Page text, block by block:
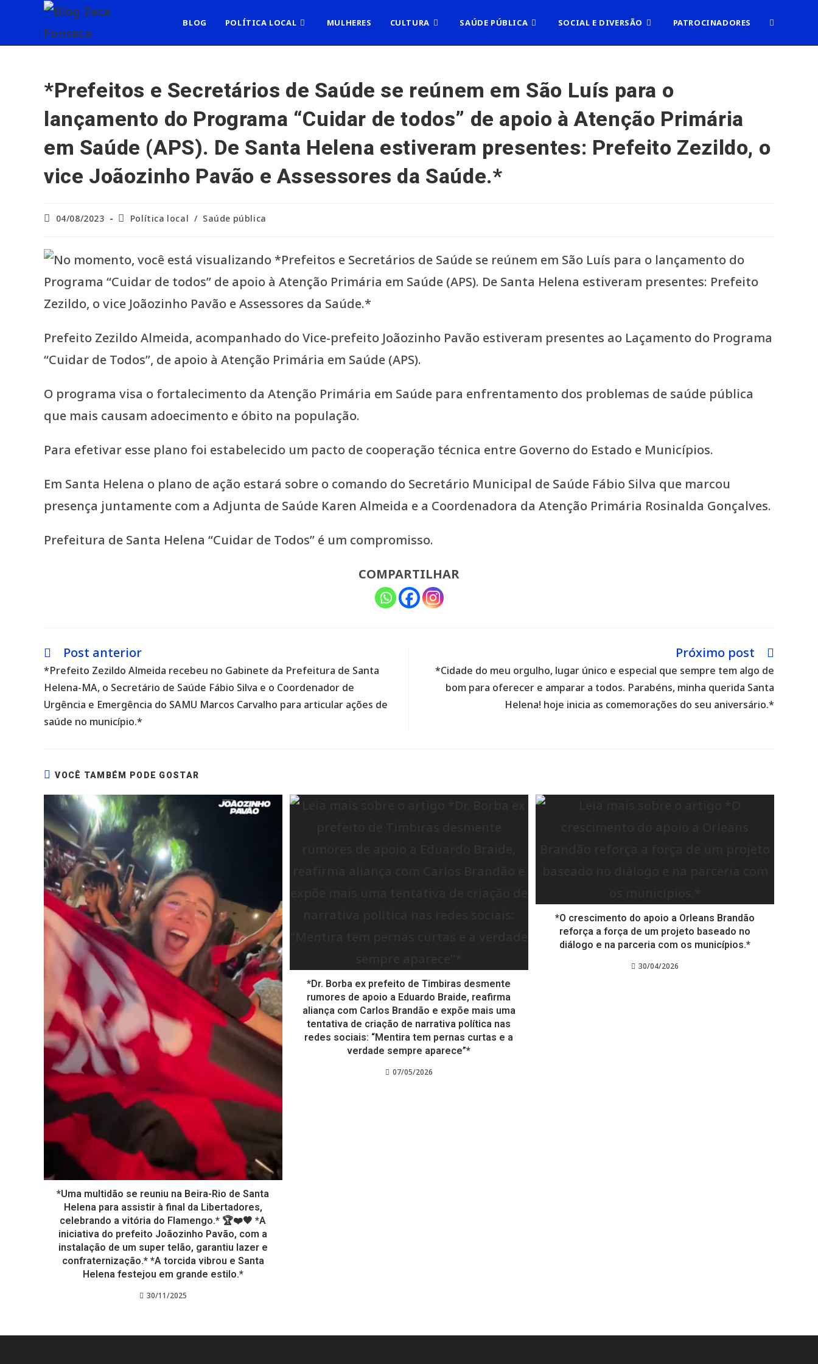
BLOG POLÍTICA LOCAL MULHERES CULTURA SAÚDE PÚBLICA SOCIAL E DIVERSÃO PATROCINADORES ALTERNAR
*Prefeitos e Secretários de Saúde se reúnem em São Luís para o
lançamento do Programa “Cuidar de todos” de apoio à Atenção Primária
em Saúde (APS). De Santa Helena estiveram presentes: Prefeito Zezildo, o
vice Joãozinho Pavão e Assessores da Saúde.*
Post04/08/2023
Categoria
Política local / Saúde pública
Prefeito Zezildo Almeida, acompanhado do Vice-prefeito Joãozinho Pavão estiveram presentes ao Laçamento do Programa
“Cuidar de Todos”, de apoio à Atenção Primária em Saúde (APS).
O programa visa o fortalecimento da Atenção Primária em Saúde para enfrentamento dos problemas de saúde pública
que mais causam adoecimento e óbito na população.
Para efetivar esse plano foi estabelecido um pacto de cooperação técnica entre Governo do Estado e Municípios.
Em Santa Helena o plano de ação estará sobre o comando do Secretário Municipal de Saúde Fábio Silva que marcou
presença juntamente com a Adjunta de Saúde Karen Almeida e a Coordenadora da Atenção Primária Rosinalda Gonçalves.
Prefeitura de Santa Helena “Cuidar de Todos” é um compromisso.
COMPARTILHAR
Leia
artigos
Post anterior
*Prefeito Zezildo Almeida recebeu no Gabinete da Prefeitura de Santa
Helena-MA, o Secretário de Saúde Fábio Silva e o Coordenador de
Urgência e Emergência do SAMU Marcos Carvalho para articular ações de
saúde no município.*
Próximo post
*Cidade do meu orgulho, lugar único e especial que sempre tem algo de
bom para oferecer e amparar a todos. Parabéns, minha querida Santa
Helena! hoje inicia as comemorações do seu aniversário.*
VOCÊ TAMBÉM PODE GOSTAR
*Uma multidão se reuniu na Beira-Rio de Santa
Helena para assistir à final da Libertadores,
celebrando a vitória do Flamengo.* 🏆❤️🖤 *A
iniciativa do prefeito Joãozinho Pavão, com a
instalação de um super telão, garantiu lazer e
confraternização.* *A torcida vibrou e Santa
Helena festejou em grande estilo.*
30/11/2025
*Dr. Borba ex prefeito de Timbiras desmente
rumores de apoio a Eduardo Braide, reafirma
aliança com Carlos Brandão e expõe mais uma
tentativa de criação de narrativa política nas
redes sociais: “Mentira tem pernas curtas e a
verdade sempre aparece”*
07/05/2026
*O crescimento do apoio a Orleans Brandão
reforça a força de um projeto baseado no
diálogo e na parceria com os municípios.*
30/04/2026